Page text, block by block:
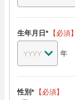
生年月日* 【必須】
YYYY 年
性別*
【必須】